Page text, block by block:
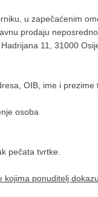
u zapečaćenim
prodaju
11, 31000
OIB, ime i
osoba
pečata tvrtke.
ponuditelj